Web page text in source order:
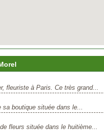
fleuriste à Paris. Ce très grand...
boutique située dans le...
fleurs située dans le huitième...